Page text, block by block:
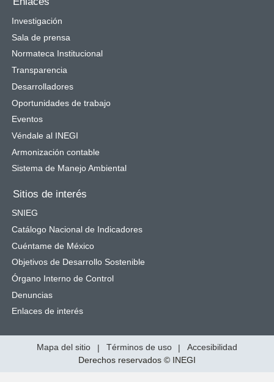
Investigación
Sala de prensa
Normateca Institucional
Transparencia
Desarrolladores
Oportunidades de trabajo
Eventos
Véndale al INEGI
Armonización contable
Sistema de Manejo Ambiental
Sitios de interés
SNIEG
Catálogo Nacional de Indicadores
Cuéntame de México
Objetivos de Desarrollo Sostenible
Órgano Interno de Control
Denuncias
Enlaces de interés
Mapa del sitio | Términos de uso |
Accesibilidad
Derechos reservados © INEGI